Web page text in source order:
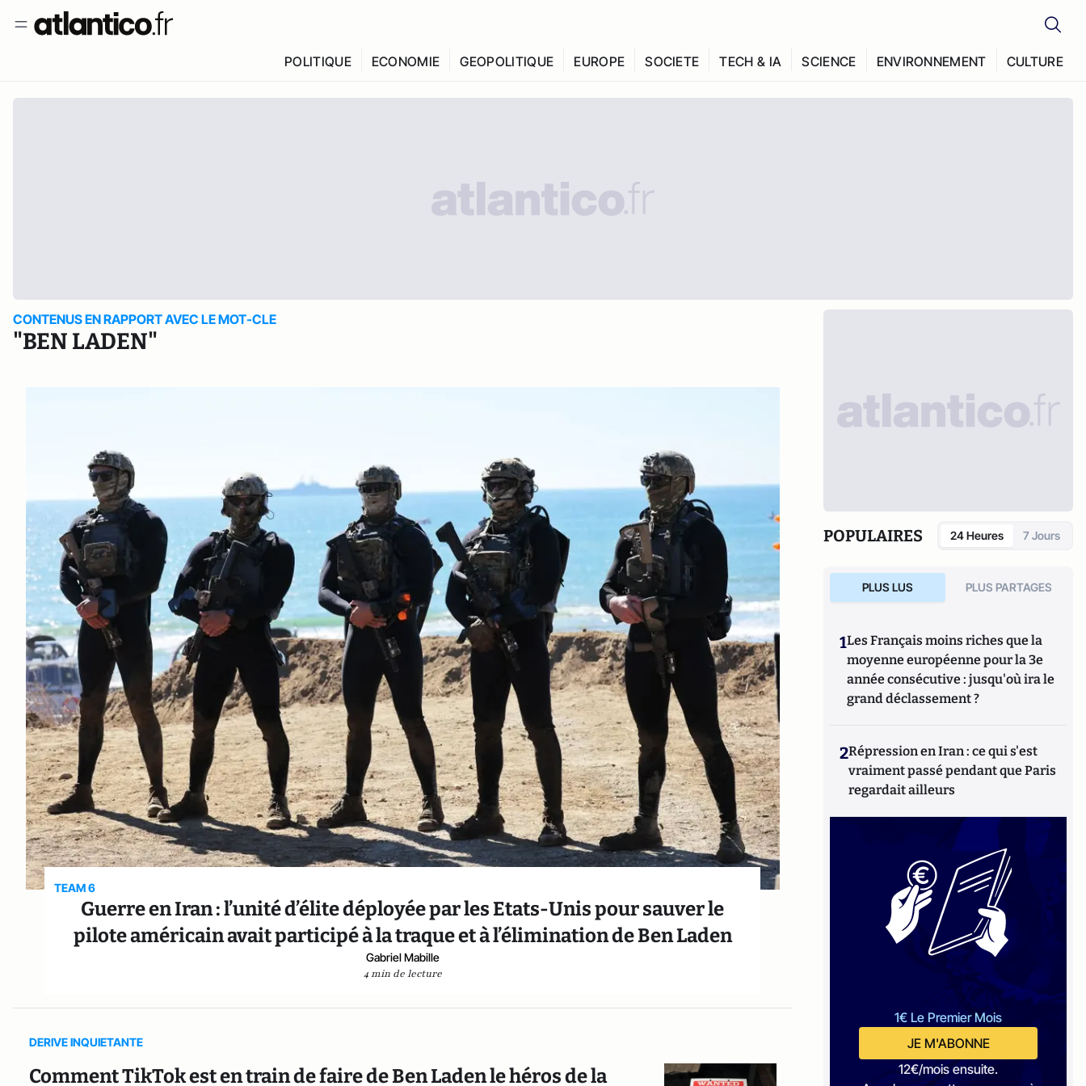
POLITIQUE ECONOMIE GEOPOLITIQUE EUROPE SOCIETE TECH & IA SCIENCE ENVIRONNEMENT CULTURE
CONTENUS EN RAPPORT AVEC LE MOT-CLE
"BEN LADEN"
TEAM 6
Guerre en Iran : l’unité d’élite déployée par les Etats-Unis pour sauver le
pilote américain avait participé à la traque et à l’élimination de Ben Laden
Gabriel Mabille
4 min de lecture
DERIVE INQUIETANTE
Comment TikTok est en train de faire de Ben Laden le héros de la
POPULAIRES 24 Heures 7 Jours
PLUS LUS PLUS PARTAGES
1Les Français moins riches que la
moyenne européenne pour la 3e
année consécutive : jusqu'où ira le
grand déclassement ?
2Répression en Iran : ce qui s'est
vraiment passé pendant que Paris
regardait ailleurs
1€ Le Premier Mois
JE M'ABONNE
12€/mois ensuite.